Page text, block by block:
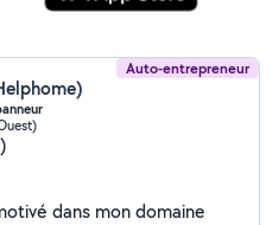
Auto-entrepreneur
personne très motivé dans mon domaine